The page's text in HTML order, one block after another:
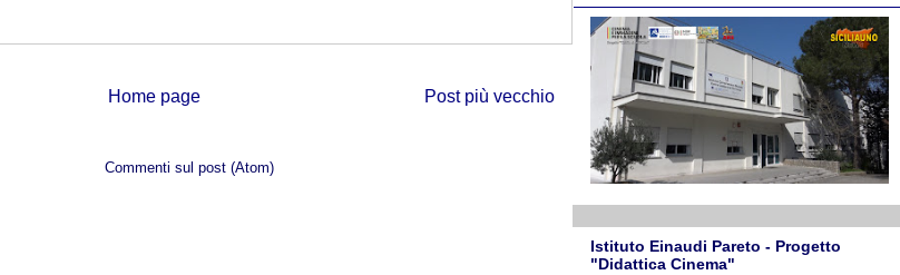
Post più vecchio
Home page
Commenti sul post (Atom)
Istituto Einaudi Pareto - Progetto
"Didattica Cinema"